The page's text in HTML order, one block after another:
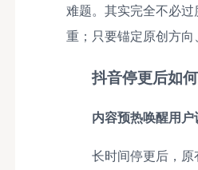
难题。其实完全不必
重；只要锚定原创方向
抖音停更后如
内容预热唤醒用户
长时间停更后，